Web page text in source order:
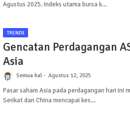
Agustus 2025. Indeks utama bursa k…
TRENDS
Gencatan Perdagangan
Asia
Semua hal Agustus 12, 2025
Pasar saham Asia pada perdagangan hari
Serikat dan China mencapai kes…